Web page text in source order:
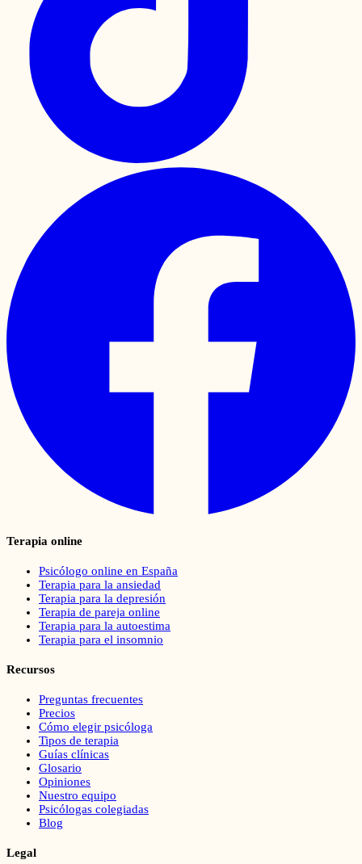
Terapia online
Psicólogo online en España
Terapia para la ansiedad
Terapia para la depresión
Terapia de pareja online
Terapia para la autoestima
Terapia para el insomnio
Recursos
Preguntas frecuentes
Precios
Cómo elegir psicóloga
Tipos de terapia
Guías clínicas
Glosario
Opiniones
Nuestro equipo
Psicólogas colegiadas
Blog
Legal